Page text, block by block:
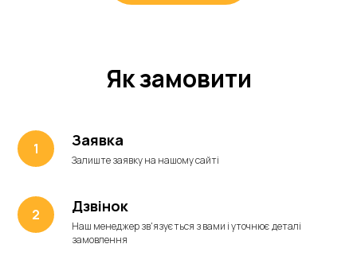
Як замовити
Заявка
Залиште заявку на нашому сайті
Дзвінок
Наш менеджер зв'язується з вами і уточнює деталі
замовлення